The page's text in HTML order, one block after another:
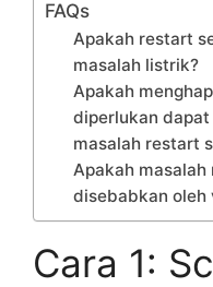
FAQs
Apakah restart
masalah listrik?
Apakah
diperlukan
masalah restart
Apakah
disebabkan oleh
Cara 1: